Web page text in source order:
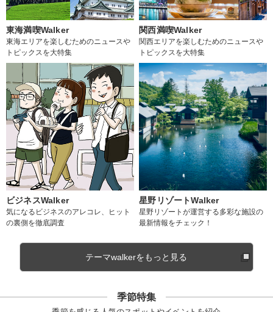
東海満喫Walker
東海エリアを楽しむためのニュースや
トピックスを大特集
関西満喫Walker
関西エリアを楽しむためのニュースや
トピックスを大特集
ビジネスWalker
気になるビジネスのアレコレ、ヒット
の裏側を徹底調査
星野リゾートWalker
星野リゾートが運営する多彩な施設の
最新情報をチェック！
テーマwalkerをもっと見る
季節特集